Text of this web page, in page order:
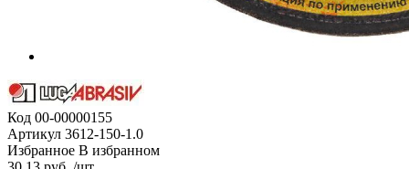
Код 00-00000155
Артикул 3612-150-1.0
Избранное В избранном